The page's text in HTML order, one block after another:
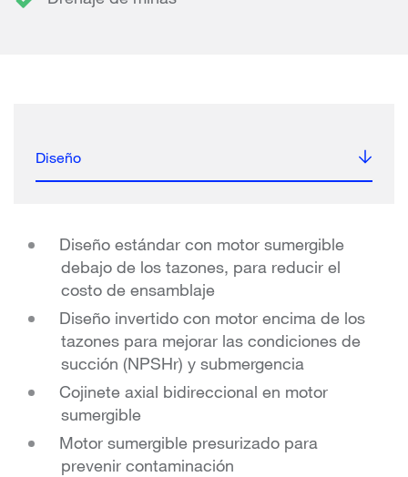
Diseño
Diseño estándar con motor sumergible
debajo de los tazones, para reducir el
costo de ensamblaje
Diseño invertido con motor encima de los
tazones para mejorar las condiciones de
succión (NPSHr) y submergencia
Cojinete axial bidireccional en motor
sumergible
Motor sumergible presurizado para
prevenir contaminación